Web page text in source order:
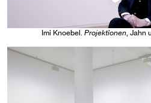
Imi Knoebel. Projektionen, Jahn